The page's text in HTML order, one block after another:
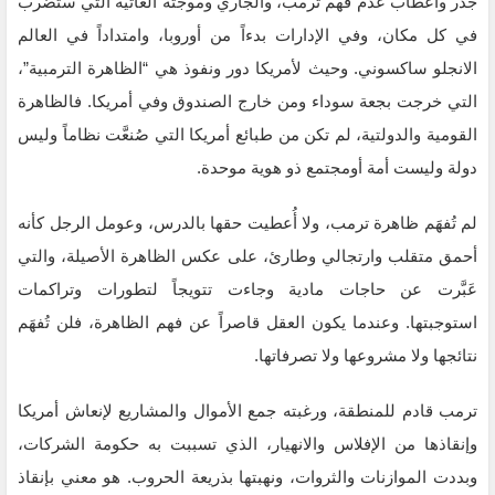
في كل مكان، وفي الإدارات بدءاً من أوروبا، وامتداداً في العالم
الانجلو ساكسوني. وحيث لأمريكا دور ونفوذ هي “الظاهرة الترمبية”،
التي خرجت بجعة سوداء ومن خارج الصندوق وفي أمريكا. فالظاهرة
القومية والدولتية، لم تكن من طبائع أمريكا التي صُنعَّت نظاماً وليس
دولة وليست أمة أومجتمع ذو هوية موحدة.
لم تُفهَم ظاهرة ترمب، ولا أُعطيت حقها بالدرس، وعومل الرجل كأنه
أحمق متقلب وارتجالي وطارئ، على عكس الظاهرة الأصيلة، والتي
عَبَّرت عن حاجات مادية وجاءت تتويجاً لتطورات وتراكمات
استوجبتها. وعندما يكون العقل قاصراً عن فهم الظاهرة، فلن تُفهَم
نتائجها ولا مشروعها ولا تصرفاتها.
ترمب قادم للمنطقة، ورغبته جمع الأموال والمشاريع لإنعاش أمريكا
وإنقاذها من الإفلاس والانهيار، الذي تسببت به حكومة الشركات،
وبددت الموازنات والثروات، ونهبتها بذريعة الحروب. هو معني بإنقاذ